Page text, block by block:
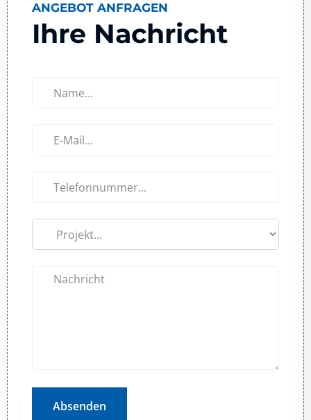
ANGEBOT ANFRAGEN
Ihre Nachricht
Absenden